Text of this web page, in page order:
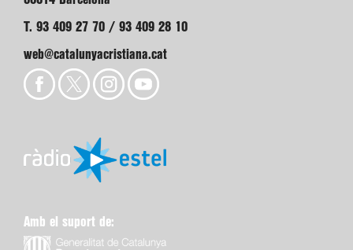
T. 93 409 27 70 / 93 409 28 10
web@catalunyacristiana.cat
Amb el suport de: